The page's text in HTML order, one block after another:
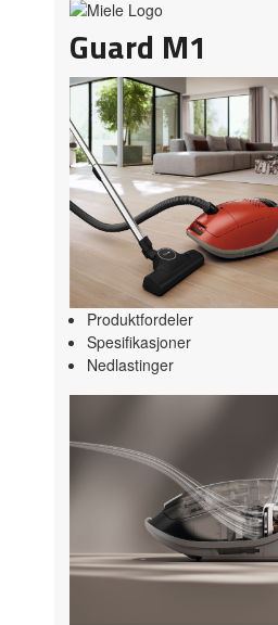
Guard M1
Produktfordeler
Spesifikasjoner
Nedlastinger